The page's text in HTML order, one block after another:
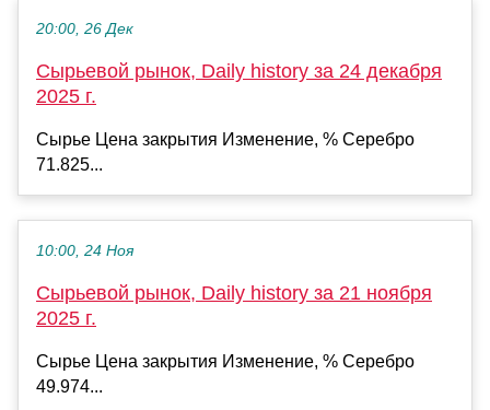
20:00, 26 Дек
Сырьевой рынок, Daily history за 24 декабря
2025 г.
Сырье Цена закрытия Изменение, % Серебро
71.825...
10:00, 24 Ноя
Сырьевой рынок, Daily history за 21 ноября
2025 г.
Сырье Цена закрытия Изменение, % Серебро
49.974...